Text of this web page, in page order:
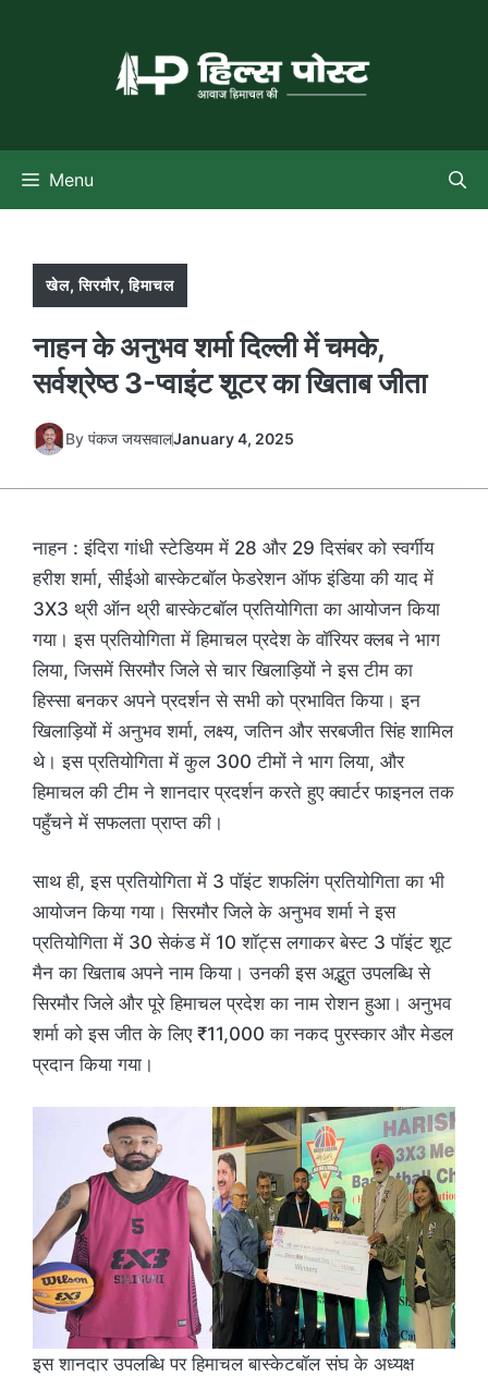
Menu
खेल,सिरमौर,हिमाचल
नाहन के अनुभव शर्मा दिल्ली में चमके,
सर्वश्रेष्ठ 3-प्वाइंट शूटर का खिताब जीता
By पंकज जयसवालJanuary 4, 2025
नाहन : इंदिरा गांधी स्टेडियम में 28 और 29 दिसंबर को स्वर्गीय
हरीश शर्मा, सीईओ बास्केटबॉल फेडरेशन ऑफ इंडिया की याद में
3X3 थ्री ऑन थ्री बास्केटबॉल प्रतियोगिता का आयोजन किया
गया। इस प्रतियोगिता में हिमाचल प्रदेश के वॉरियर क्लब ने भाग
लिया, जिसमें सिरमौर जिले से चार खिलाड़ियों ने इस टीम का
हिस्सा बनकर अपने प्रदर्शन से सभी को प्रभावित किया। इन
खिलाड़ियों में अनुभव शर्मा, लक्ष्य, जतिन और सरबजीत सिंह शामिल
थे। इस प्रतियोगिता में कुल 300 टीमों ने भाग लिया, और
हिमाचल की टीम ने शानदार प्रदर्शन करते हुए क्वार्टर फाइनल तक
पहुँचने में सफलता प्राप्त की।
साथ ही, इस प्रतियोगिता में 3 पॉइंट शफलिंग प्रतियोगिता का भी
आयोजन किया गया। सिरमौर जिले के अनुभव शर्मा ने इस
प्रतियोगिता में 30 सेकंड में 10 शॉट्स लगाकर बेस्ट 3 पॉइंट शूट
मैन का खिताब अपने नाम किया। उनकी इस अद्भुत उपलब्धि से
सिरमौर जिले और पूरे हिमाचल प्रदेश का नाम रोशन हुआ। अनुभव
शर्मा को इस जीत के लिए ₹11,000 का नकद पुरस्कार और मेडल
प्रदान किया गया।
इस शानदार उपलब्धि पर हिमाचल बास्केटबॉल संघ के अध्यक्ष